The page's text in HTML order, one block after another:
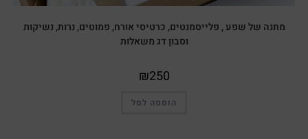
מתנה של שפע , פלייסמנטים, כרטיסי אורח, פמוטים, נרות, נשיקות
וסבון דג משאלות
₪250
הוספה לסל